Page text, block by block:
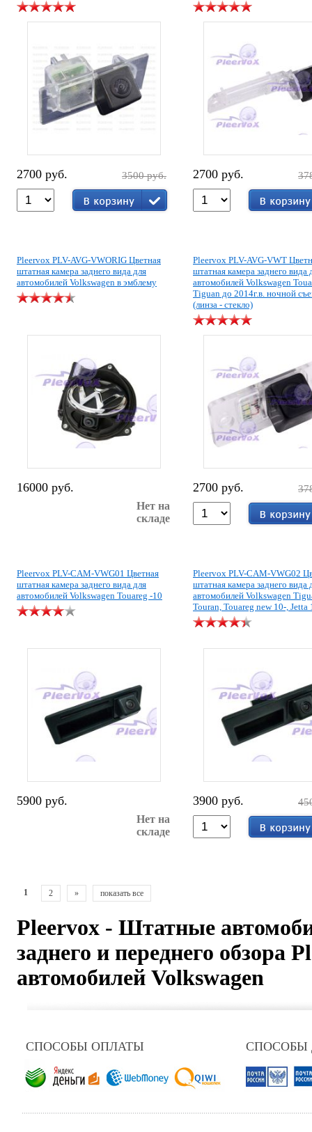
2700 руб. 3500 руб. 2700 руб.
Pleervox PLV-AVG-VWORIG Цветная
штатная камера заднего вида для
автомобилей Volkswagen в эмблему
16000 руб.
Нет на
складе
Pleervox PLV-AVG-VWT
штатная камера заднего вида
автомобилей Volkswagen
Tiguan до 2014г.в. ночной
(линза - стекло)
2700 руб.
Pleervox PLV-CAM-VWG01 Цветная
штатная камера заднего вида для
автомобилей Volkswagen Touareg -10
5900 руб.
Нет на
складе
Pleervox PLV-CAM-VWG02
штатная камера заднего вида
автомобилей Volkswagen
Touran, Touareg new 10-, Jetta
3900 руб.
1 2 » показать все
Pleervox - Штатные
заднего и переднего обзора
автомобилей Volkswagen
СПОСОБЫ ОПЛАТЫ СПОСОБЫ